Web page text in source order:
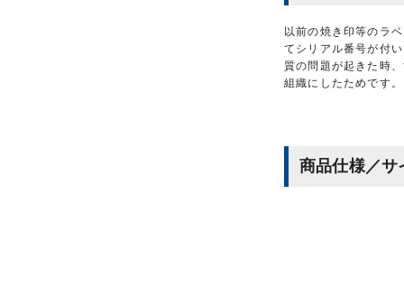
以前の焼き印等のラ
てシリアル番号が付
質の問題が起きた時
組織にしたためです。
商品仕様／サ